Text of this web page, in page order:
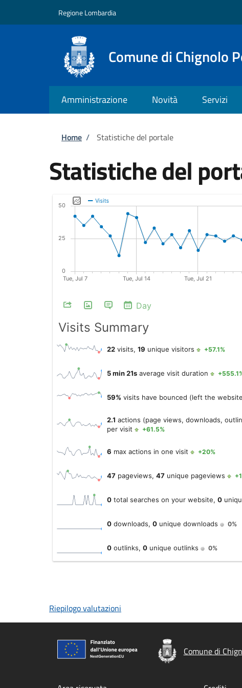
Regione Lombardia
Comune di Chignolo
Amministrazione Novità Servizi
Briciole di pane
Home / Statistiche del portale
Statistiche del
Riepilogo valutazioni
Comune di